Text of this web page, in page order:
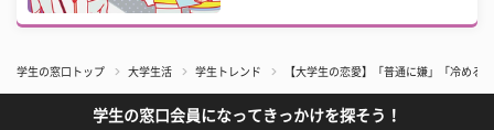
学生の窓口トップ 大学生活 学生トレンド 【大学生の恋愛】「普通に嫌」「冷め
学生の窓口会員になってきっかけを探そう！